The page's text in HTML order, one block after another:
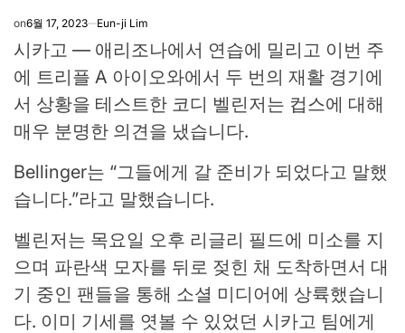
on6월 17, 2023 Eun-ji Lim
시카고 — 애리조나에서 연습에 밀리고 이번 주
에 트리플 A 아이오와에서 두 번의 재활 경기에
서 상황을 테스트한 코디 벨린저는 컵스에 대해
매우 분명한 의견을 냈습니다.
Bellinger는 “그들에게 갈 준비가 되었다고 말했
습니다.”라고 말했습니다.
벨린저는 목요일 오후 리글리 필드에 미소를 지
으며 파란색 모자를 뒤로 젖힌 채 도착하면서 대
기 중인 팬들을 통해 소셜 미디어에 상륙했습니
다. 이미 기세를 엿볼 수 있었던 시카고 팀에게